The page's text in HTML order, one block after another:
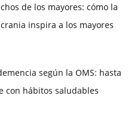
de los mayores: cómo la
inspira a los mayores
según la OMS: hasta
con hábitos saludables